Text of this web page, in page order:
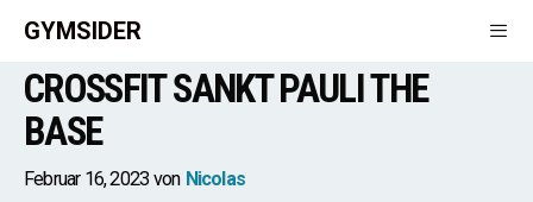
Zum
Inhalt
springen
GYMSIDER
CROSSFIT SANKT PAULI THE
BASE
Februar 16, 2023 von Nicolas